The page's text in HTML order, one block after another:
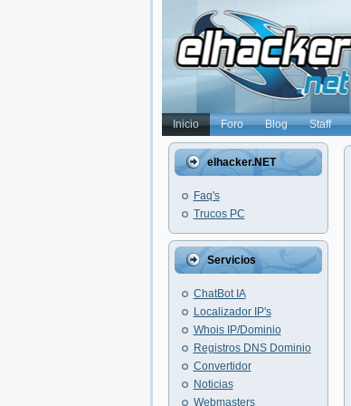
Inicio Foro Blog Staff
elhacker.NET
Faq's
Trucos PC
Servicios
ChatBot IA
Localizador IP's
Whois IP/Dominio
Registros DNS Dominio
Convertidor
Noticias
Webmasters